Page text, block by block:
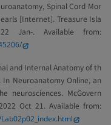
Spinal Cord Mor
[Internet]. Treasure Isla
Jan-. Available from:
and Internal Anatomy of th
In Neuroanatomy Online, an
neurosciences. McGovern
Oct 21. Available from: